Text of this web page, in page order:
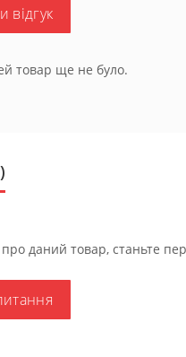
відгук
товар ще не було.
даний товар, станьте